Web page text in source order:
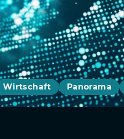
Wirtschaft Panorama